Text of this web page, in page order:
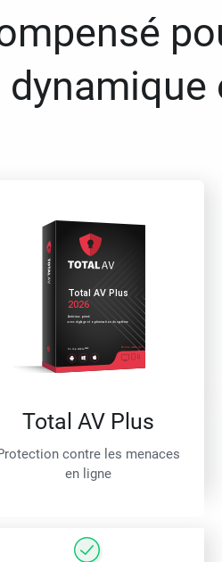
Total AV Plus
contre les menaces
en ligne